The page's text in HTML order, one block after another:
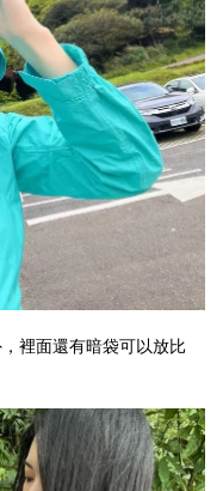
裡面還有暗袋可以放比